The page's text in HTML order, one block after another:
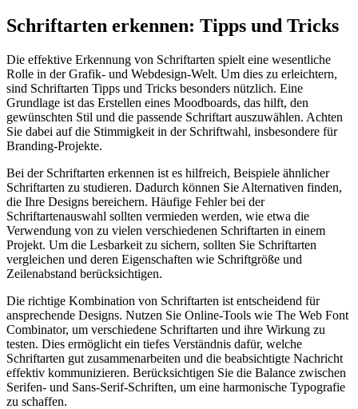
Schriftarten erkennen: Tipps und Tricks
Die effektive Erkennung von Schriftarten spielt eine wesentliche
Rolle in der Grafik- und Webdesign-Welt. Um dies zu erleichtern,
sind Schriftarten Tipps und Tricks besonders nützlich. Eine
Grundlage ist das Erstellen eines Moodboards, das hilft, den
gewünschten Stil und die passende Schriftart auszuwählen. Achten
Sie dabei auf die Stimmigkeit in der Schriftwahl, insbesondere für
Branding-Projekte.
Bei der Schriftarten erkennen ist es hilfreich, Beispiele ähnlicher
Schriftarten zu studieren. Dadurch können Sie Alternativen finden,
die Ihre Designs bereichern. Häufige Fehler bei der
Schriftartenauswahl sollten vermieden werden, wie etwa die
Verwendung von zu vielen verschiedenen Schriftarten in einem
Projekt. Um die Lesbarkeit zu sichern, sollten Sie Schriftarten
vergleichen und deren Eigenschaften wie Schriftgröße und
Zeilenabstand berücksichtigen.
Die richtige Kombination von Schriftarten ist entscheidend für
ansprechende Designs. Nutzen Sie Online-Tools wie The Web Font
Combinator, um verschiedene Schriftarten und ihre Wirkung zu
testen. Dies ermöglicht ein tiefes Verständnis dafür, welche
Schriftarten gut zusammenarbeiten und die beabsichtigte Nachricht
effektiv kommunizieren. Berücksichtigen Sie die Balance zwischen
Serifen- und Sans-Serif-Schriften, um eine harmonische Typografie
zu schaffen.